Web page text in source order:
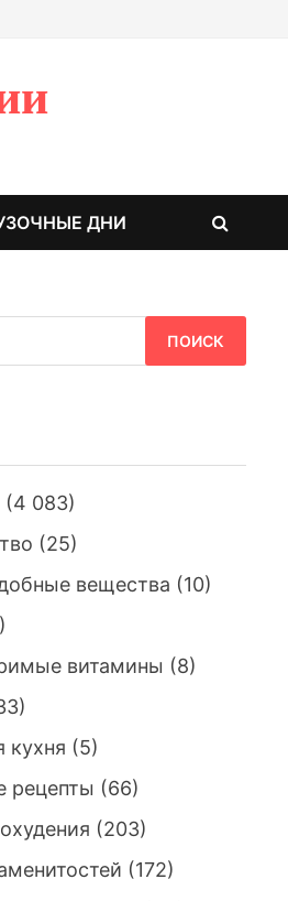
ДНИ
(4 083)
(25)
вещества (10)
витамины (8)
кухня (5)
рецепты (66)
(203)
(172)